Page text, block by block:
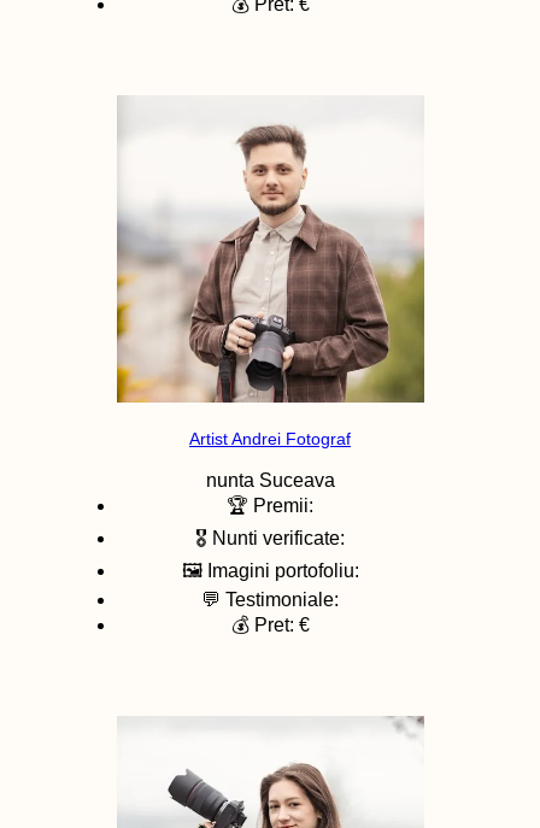
💰 Pret: €
Artist Andrei Fotograf
nunta Suceava
🏆 Premii:
🎖️ Nunti verificate:
🖼️ Imagini portofoliu:
💬 Testimoniale:
💰 Pret: €